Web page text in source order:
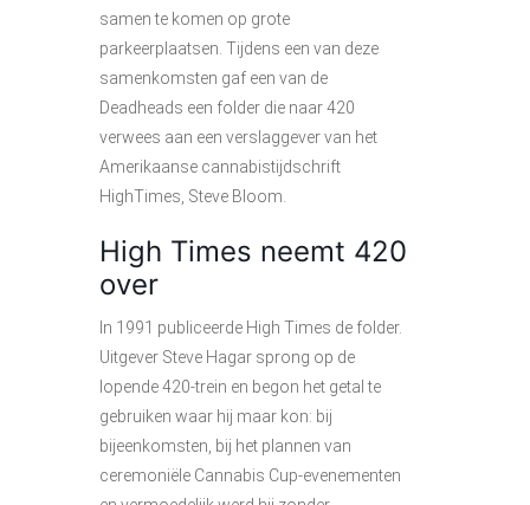
samen te komen op grote
parkeerplaatsen. Tijdens een van deze
samenkomsten gaf een van de
Deadheads een folder die naar 420
verwees aan een verslaggever van het
Amerikaanse cannabistijdschrift
HighTimes, Steve Bloom.
High Times neemt 420
over
In 1991 publiceerde High Times de folder.
Uitgever Steve Hagar sprong op de
lopende 420-trein en begon het getal te
gebruiken waar hij maar kon: bij
bijeenkomsten, bij het plannen van
ceremoniële Cannabis Cup-evenementen